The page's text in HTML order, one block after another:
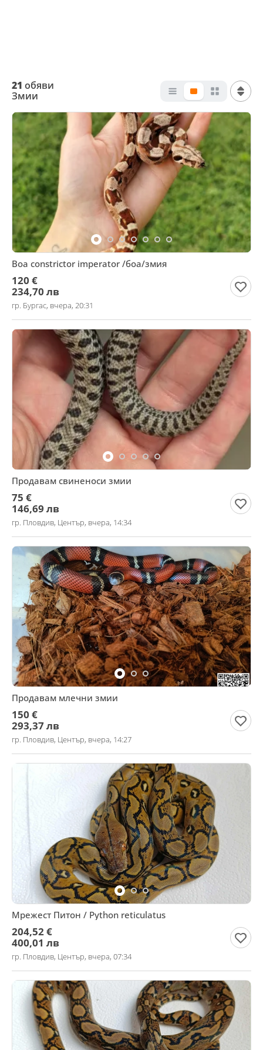
21 обяви
Змии
Boa constrictor imperator /боа/змия
120 €
234,70 лв
гр. Бургас, вчера, 20:31
Продавам свиненоси змии
75 €
146,69 лв
гр. Пловдив, Център, вчера, 14:34
Продавам млечни змии
150 €
293,37 лв
гр. Пловдив, Център, вчера, 14:27
Мрежест Питон / Python reticulatus
204,52 €
400,01 лв
гр. Пловдив, Център, вчера, 07:34